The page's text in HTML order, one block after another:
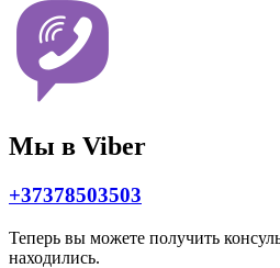
Мы в Viber
+37378503503
Теперь вы можете получить
находились.